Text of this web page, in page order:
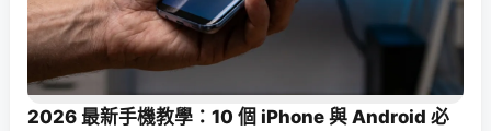
2026 最新手機教學：10 個 iPhone 與 Android 必